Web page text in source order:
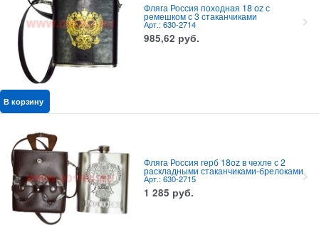
Фляга Россия походная 18 oz с
ремешком с 3 стаканчиками
Арт.: 630-2714
985,62 руб.
В корзину
Фляга Россия герб 18oz в чехле с 2
раскладными стаканчиками-брелоками
Арт.: 630-2715
1 285 руб.